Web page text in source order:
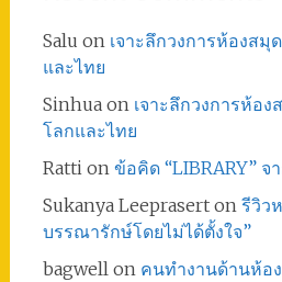
Salu on เจาะลึกวงการห้องสมุ
และไทย
Sinhuaon เจาะลึกวงการห้อ
โลกและไทย
Ratti on ข้อคิด “LIBRARY”
Sukanya Leepraserton รีวิว
บรรณารักษ์โดยไม่ได้ตั้งใจ”
bagwell on คนทำงานด้านห้อ